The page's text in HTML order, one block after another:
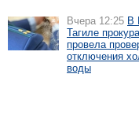
Вчера 12:25 В
Тагиле
провела
отключения
воды